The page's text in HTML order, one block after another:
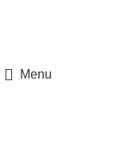
Menu